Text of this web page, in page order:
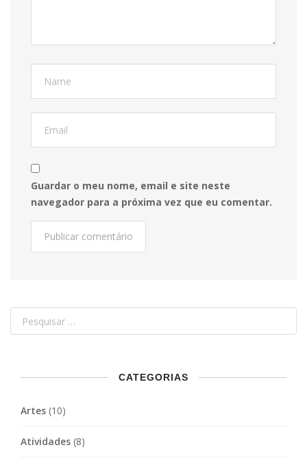
Guardar o meu nome, email e site neste
navegador para a próxima vez que eu comentar.
CATEGORIAS
Artes (10)
Atividades (8)